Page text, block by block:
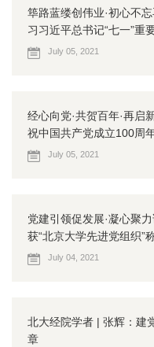
筚路蓝缕创伟业·初心不
习习近平总书记“七一”重
July 05, 2021
经心向党·共贺百年·再启
祝中国共产党成立100周
July 05, 2021
党建引领促发展·凝心聚
获“北京大学先进党组织”
July 04, 2021
北大经院学者 | 张辉：建
章